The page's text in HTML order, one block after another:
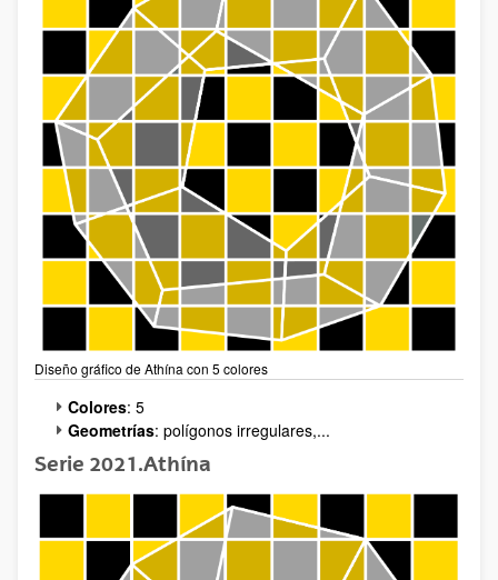
Diseño gráfico de Athína con 5 colores
Colores: 5
Geometrías: polígonos irregulares,...
Serie 2021.Athína